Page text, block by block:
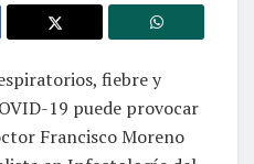
fiebre y
19 puede provocar
Francisco Moreno